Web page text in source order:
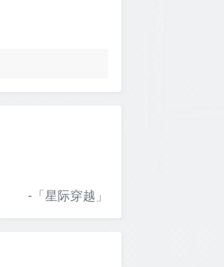
-「星际穿越 」